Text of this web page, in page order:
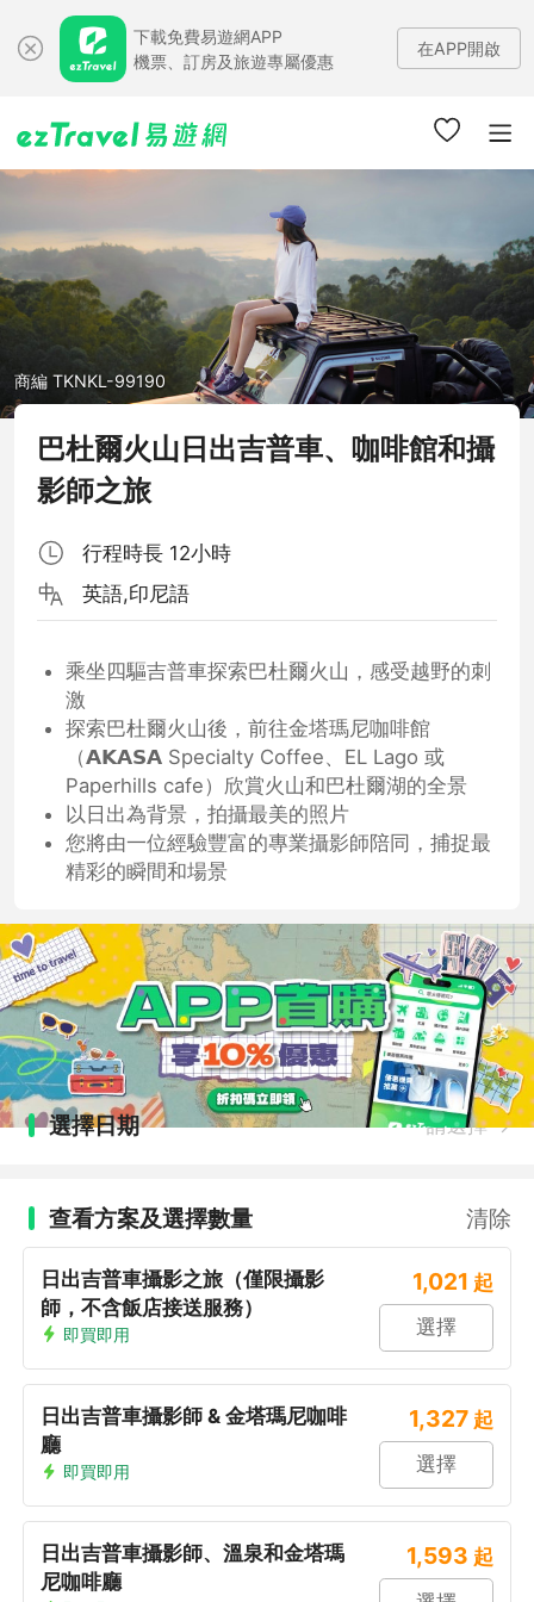
下載免費易遊網APP
機票、訂房及旅遊專屬優惠
在APP開啟
商編 TKNKL-99190
巴杜爾火山日出吉普車、咖啡館和攝
影師之旅
行程時長 12小時
英語,印尼語
乘坐四驅吉普車探索巴杜爾火山，感受越野的刺
激
探索巴杜爾火山後，前往金塔瑪尼咖啡館
（𝗔𝗞𝗔𝗦𝗔 Specialty Coffee、EL Lago 或
Paperhills cafe）欣賞火山和巴杜爾湖的全景
以日出為背景，拍攝最美的照片
您將由一位經驗豐富的專業攝影師陪同，捕捉最
精彩的瞬間和場景
選擇日期 請選擇
查看方案及選擇數量 清除
日出吉普車攝影之旅（僅限攝影
師，不含飯店接送服務）
即買即用
1,021 起
選擇
日出吉普車攝影師 & 金塔瑪尼咖啡
廳
即買即用
1,327 起
選擇
日出吉普車攝影師、溫泉和金塔瑪
尼咖啡廳
1,593 起